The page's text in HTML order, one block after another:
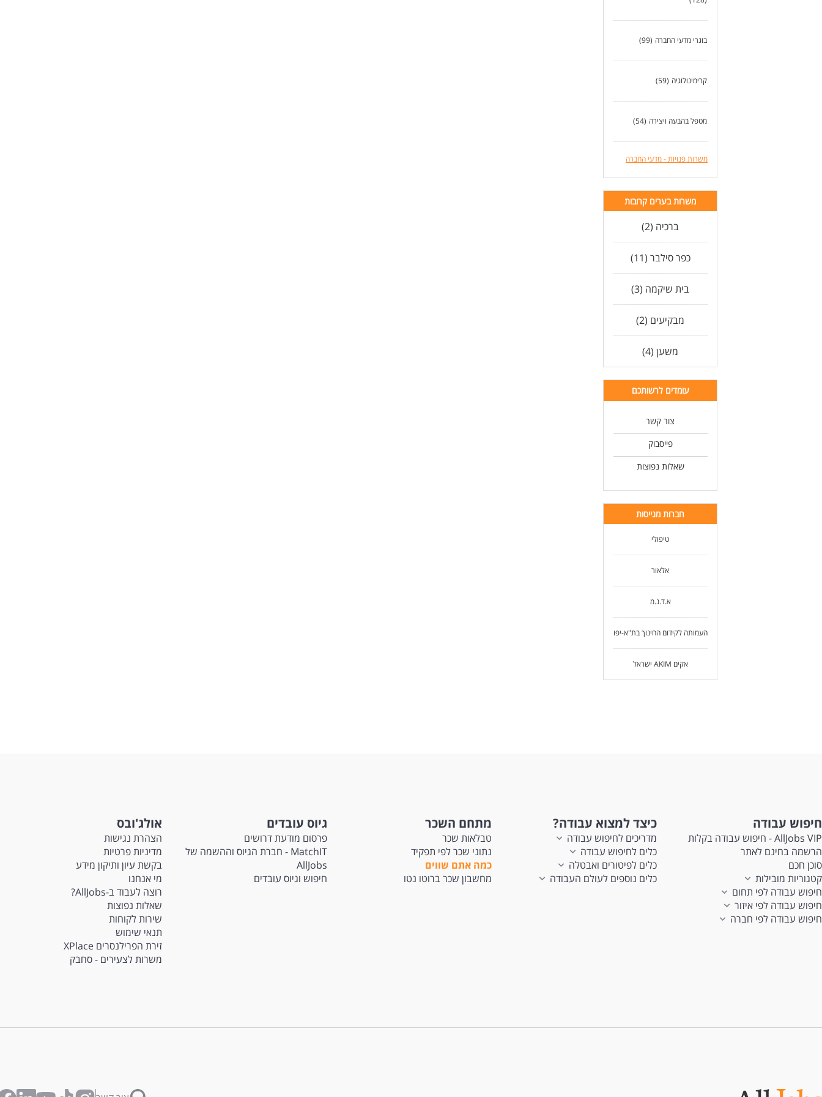
בוגרי מדעי החברה (99)
קרימינולוגיה (59)
מטפל בהבעה ויצירה (54)
משרות פנויות - מדעי החברה
משרות בערים קרובות
ברכיה (2)
כפר סילבר (11)
בית שיקמה (3)
מבקיעים (2)
משען (4)
עומדים לרשותכם
צור קשר
פייסבוק
שאלות נפוצות
חברות מגייסות
טיפולי
אלאור
א.ד.נ.מ
העמותה לקידום החינוך בת"א-יפו
אקים AKIM ישראל
חיפוש עבודה
AllJobs VIP - חיפוש עבודה בקלות
הרשמה בחינם לאתר
סוכן חכם
קטגוריות מובילות
חיפוש עבודה לפי תחום
חיפוש עבודה לפי איזור
חיפוש עבודה לפי חברה
כיצד למצוא עבודה?
מדריכים לחיפוש עבודה
כלים לחיפוש עבודה
כלים לפיטורים ואבטלה
כלים נוספים לעולם העבודה
מתחם השכר
טבלאות שכר
נתוני שכר לפי תפקיד
כמה אתם שווים
מחשבון שכר ברוטו נטו
גיוס עובדים
פרסום מודעת דרושים
MatchIT - חברת הגיוס וההשמה של
AllJobs
חיפוש וגיוס עובדים
אולג'ובס
הצהרת נגישות
מדיניות פרטיות
בקשת עיון ותיקון מידע
מי אנחנו
רוצה לעבוד ב-AllJobs?
שאלות נפוצות
שירות לקוחות
תנאי שימוש
זירת הפרילנסרים XPlace
משרות לצעירים - סחבק